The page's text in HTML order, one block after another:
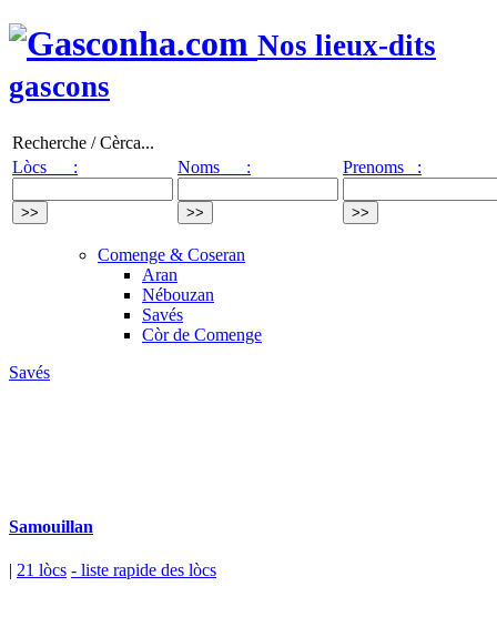
Nos lieux-dits
gascons
Recherche / Cèrca...
Lòcs :
Noms : Prenoms :
Comenge & Coseran
Aran
Nébouzan
Savés
Còr de Comenge
Savés
Samouillan
| 21 lòcs - liste rapide des lòcs